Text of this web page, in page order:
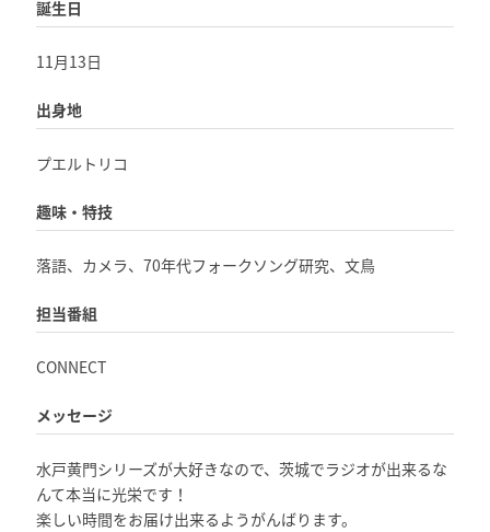
誕生日
11月13日
出身地
プエルトリコ
趣味・特技
落語、カメラ、70年代フォークソング研究、文鳥
担当番組
CONNECT
メッセージ
水戸黄門シリーズが大好きなので、茨城でラジオが出来るな
んて本当に光栄です！
楽しい時間をお届け出来るようがんばります。